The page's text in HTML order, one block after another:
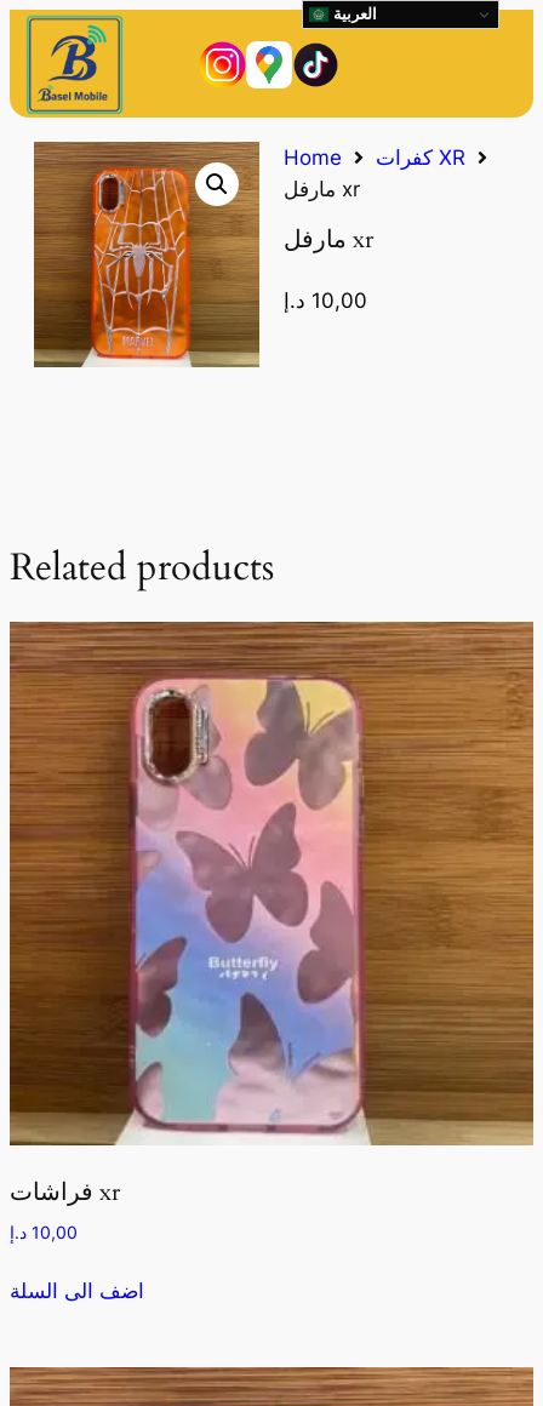
Home
كفرات XR
مارفل xr
مارفل xr
10,00 د.إ
Related products
فراشات xr
10,00 د.إ
اضف الى السلة
العربية